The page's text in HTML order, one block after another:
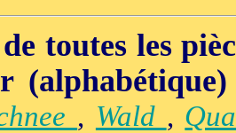
toutes les
(alphabétique)
, Wald ,